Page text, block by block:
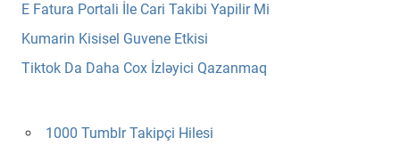
E Fatura Portali İle Cari Takibi Yapilir Mi
Kumarin Kisisel Guvene Etkisi
Tiktok Da Daha Cox İzləyici Qazanmaq
1000 Tumblr Takipçi Hilesi